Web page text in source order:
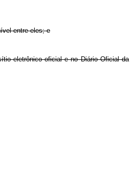
entre eles; e
eletrônico oficial e no Diário Oficial da